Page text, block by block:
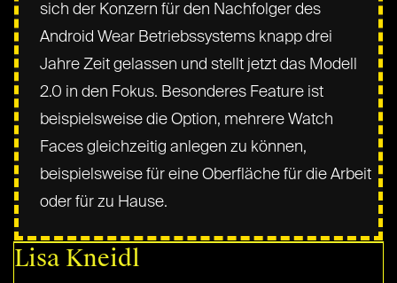
sich der Konzern für den Nachfolger des
Android Wear Betriebssystems knapp drei
Jahre Zeit gelassen und stellt jetzt das Modell
2.0 in den Fokus. Besonderes Feature ist
beispielsweise die Option, mehrere Watch
Faces gleichzeitig anlegen zu können,
beispielsweise für eine Oberfläche für die Arbeit
oder für zu Hause.
Lisa Kneidl